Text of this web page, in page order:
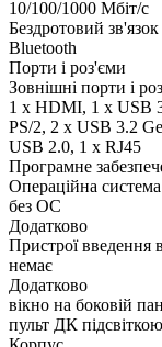
10/100/1000 Мбіт/с
Бездротовий зв'язок
Bluetooth
Порти і роз'єми
Зовнішні порти і
1 x HDMI, 1 x USB
PS/2, 2 x USB 3.2
USB 2.0, 1 x RJ45
Програмне
Операційна система
без ОС
Додатково
Пристрої введення
немає
Додатково
вікно на боковій
пульт ДК